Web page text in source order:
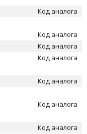
Код аналога
Код аналога
Код аналога
Код аналога
Код аналога
Код аналога
Код аналога